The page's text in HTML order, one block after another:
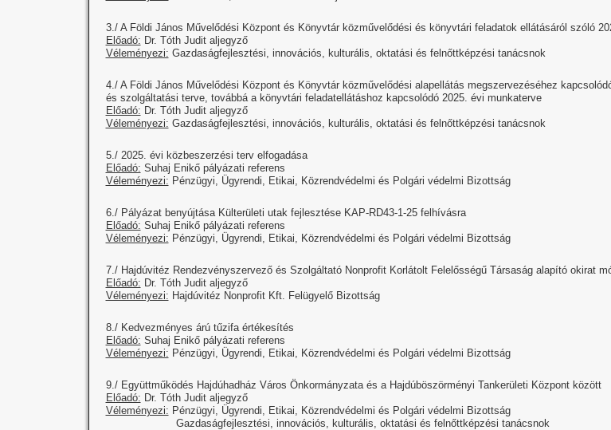
3./ A Földi János Művelődési Központ és Könyvtár közművelődési és könyvtári feladatok ellátásáról szóló
Előadó: Dr. Tóth Judit aljegyző
Véleményezi: Gazdaságfejlesztési, innovációs, kulturális, oktatási és felnőttképzési tanácsnok
4./ A Földi János Művelődési Központ és Könyvtár közművelődési alapellátás megszervezéséhez
és szolgáltatási terve, továbbá a könyvtári feladatellátáshoz kapcsolódó 2025. évi munkaterve
Előadó: Dr. Tóth Judit aljegyző
Véleményezi: Gazdaságfejlesztési, innovációs, kulturális, oktatási és felnőttképzési tanácsnok
5./ 2025. évi közbeszerzési terv elfogadása
Előadó: Suhaj Enikő pályázati referens
Véleményezi: Pénzügyi, Ügyrendi, Etikai, Közrendvédelmi és Polgári védelmi Bizottság
6./ Pályázat benyújtása Külterületi utak fejlesztése KAP-RD43-1-25 felhívásra
Előadó: Suhaj Enikő pályázati referens
Véleményezi: Pénzügyi, Ügyrendi, Etikai, Közrendvédelmi és Polgári védelmi Bizottság
7./ Hajdúvitéz Rendezvényszervező és Szolgáltató Nonprofit Korlátolt Felelősségű Társaság alapító okirat
Előadó: Dr. Tóth Judit aljegyző
Véleményezi: Hajdúvitéz Nonprofit Kft. Felügyelő Bizottság
8./ Kedvezményes árú tűzifa értékesítés
Előadó: Suhaj Enikő pályázati referens
Véleményezi: Pénzügyi, Ügyrendi, Etikai, Közrendvédelmi és Polgári védelmi Bizottság
9./ Együttműködés Hajdúhadház Város Önkormányzata és a Hajdúböszörményi Tankerületi Központ között
Előadó: Dr. Tóth Judit aljegyző
Véleményezi: Pénzügyi, Ügyrendi, Etikai, Közrendvédelmi és Polgári védelmi Bizottság
Gazdaságfejlesztési, innovációs, kulturális, oktatási és felnőttképzési tanácsnok